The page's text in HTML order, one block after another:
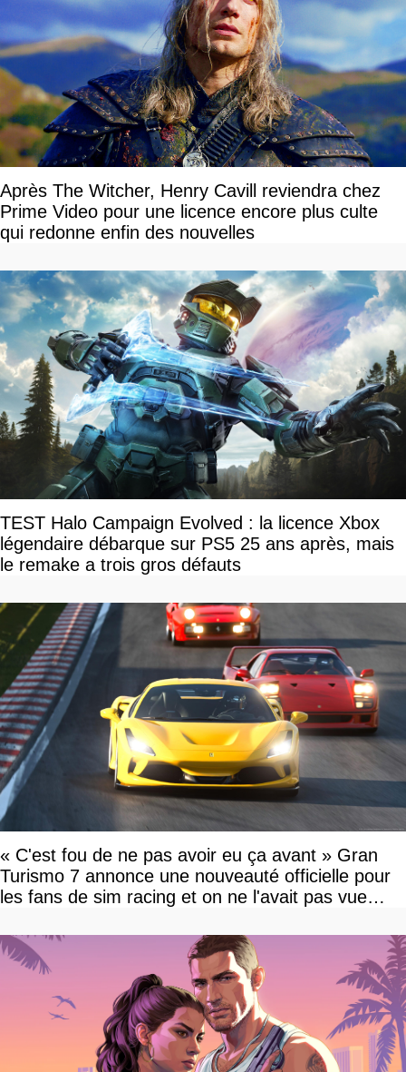
Après The Witcher, Henry Cavill reviendra chez
Prime Video pour une licence encore plus culte
qui redonne enfin des nouvelles
TEST Halo Campaign Evolved : la licence Xbox
légendaire débarque sur PS5 25 ans après, mais
le remake a trois gros défauts
« C'est fou de ne pas avoir eu ça avant » Gran
Turismo 7 annonce une nouveauté officielle pour
les fans de sim racing et on ne l'avait pas vue